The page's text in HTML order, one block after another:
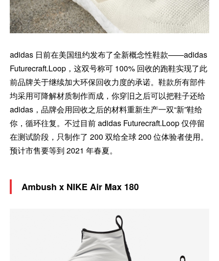
adidas 日前在美国纽约发布了全新概念性鞋款——adidas
Futurecraft.Loop，这双号称可 100% 回收的跑鞋实现了此
前品牌关于继续加大环保回收力度的承诺。鞋款所有部件
均采用可降解材质制作而成，你穿旧之后可以把鞋子还给
adidas，品牌会用回收之后的材料重新生产一双“新”鞋给
你，循环往复。不过目前 adidas Futurecraft.Loop 仅停留
在测试阶段，只制作了 200 双给全球 200 位体验者使用。
预计市售要等到 2021 年春夏。
Ambush x NIKE Air Max 180